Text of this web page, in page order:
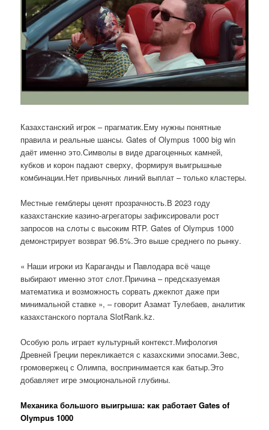
Казахстанский игрок – прагматик.Ему нужны понятные
правила и реальные шансы. Gates of Olympus 1000 big win
даёт именно это.Символы в виде драгоценных камней,
кубков и корон падают сверху, формируя выигрышные
комбинации.Нет привычных линий выплат – только кластеры.
Местные гемблеры ценят прозрачность.В 2023 году
казахстанские казино-агрегаторы зафиксировали рост
запросов на слоты с высоким RTP. Gates of Olympus 1000
демонстрирует возврат 96.5%.Это выше среднего по рынку.
« Наши игроки из Караганды и Павлодара всё чаще
выбирают именно этот слот.Причина – предсказуемая
математика и возможность сорвать джекпот даже при
минимальной ставке », – говорит Азамат Тулебаев, аналитик
казахстанского портала SlotRank.kz.
Особую роль играет культурный контекст.Мифология
Древней Греции перекликается с казахскими эпосами.Зевс,
громовержец с Олимпа, воспринимается как батыр.Это
добавляет игре эмоциональной глубины.
Механика большого выигрыша: как работает Gates of
Olympus 1000